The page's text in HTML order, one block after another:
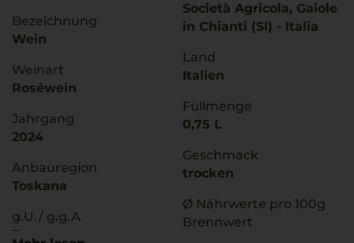
Bezeichnung
Wein
Weinart
Roséwein
Jahrgang
2024
Anbauregion
Toskana
g.U./ g.g.A
Toscana
Società Agricola, Gaiole
in Chianti (SI) - Italia
Land
Italien
Füllmenge
0,75 L
Geschmack
trocken
Ø Nährwerte pro 100g
Brennwert